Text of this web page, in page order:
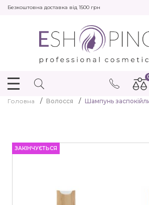
Безкоштовна доставка від 1500 грн
Головна Волосся Шампунь
ЗАКІНЧУЄТЬСЯ